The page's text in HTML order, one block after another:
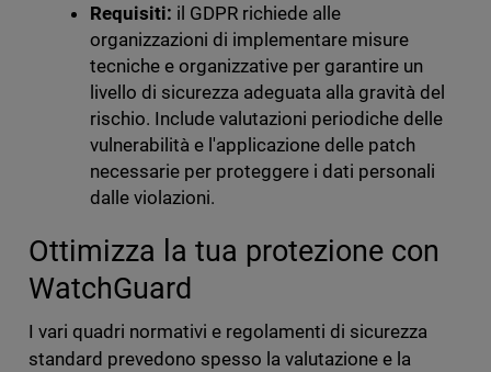
Requisiti: il GDPR richiede alle
organizzazioni di implementare misure
tecniche e organizzative per garantire un
livello di sicurezza adeguata alla gravità del
rischio. Include valutazioni periodiche delle
vulnerabilità e l'applicazione delle patch
necessarie per proteggere i dati personali
dalle violazioni.
Ottimizza la tua protezione con
WatchGuard
I vari quadri normativi e regolamenti di sicurezza
standard prevedono spesso la valutazione e la